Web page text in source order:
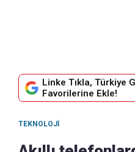
Linke Tıkla, Türkiye
Favorilerine Ekle!
TEKNOLOJI